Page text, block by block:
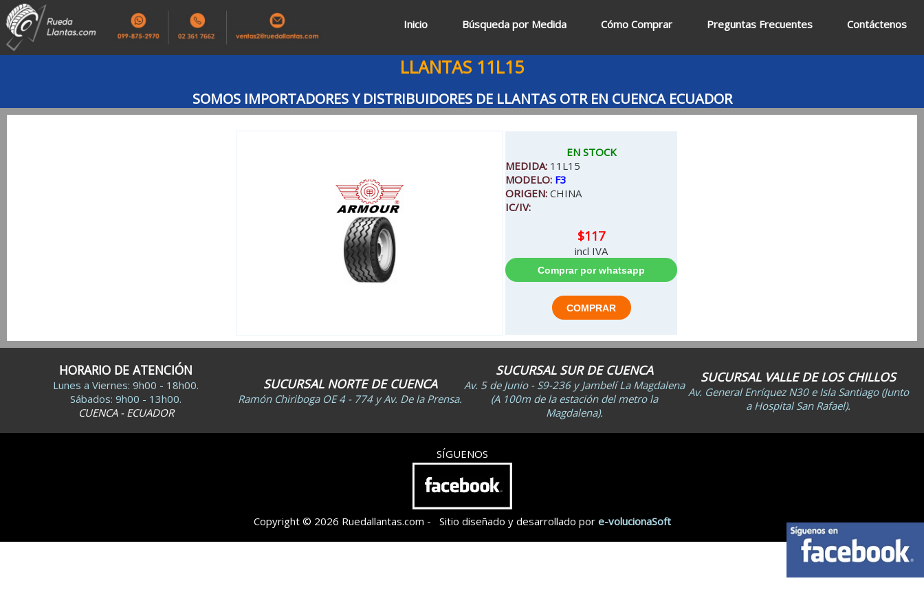
Inicio Búsqueda por Medida Cómo Comprar Preguntas Frecuentes Contáctenos
LLANTAS 11L15
SOMOS IMPORTADORES Y DISTRIBUIDORES DE LLANTAS OTR EN CUENCA ECUADOR
EN STOCK
MEDIDA: 11L15
MODELO: F3
ORIGEN: CHINA
IC/IV:
$117
incl IVA
HORARIO DE ATENCIÓN
Lunes a Viernes: 9h00 - 18h00.
Sábados: 9h00 - 13h00.
CUENCA - ECUADOR
SUCURSAL NORTE DE CUENCA
Ramón Chiriboga OE 4 - 774 y Av. De la Prensa.
SUCURSAL SUR DE CUENCA
Av. 5 de Junio - S9-236 y Jambelí La Magdalena
(A 100m de la estación del metro la
Magdalena).
SUCURSAL VALLE DE LOS CHILLOS
Av. General Enríquez N30 e Isla Santiago (Junto
a Hospital San Rafael).
SÍGUENOS
Copyright © 2026 Ruedallantas.com - Sitio diseñado y desarrollado por e-volucionaSoft